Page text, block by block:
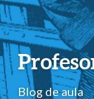
Blog de aula